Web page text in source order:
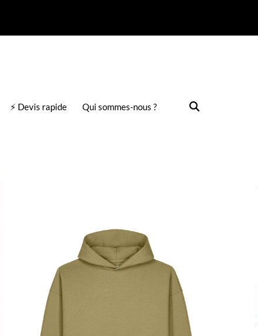
⚡ Devis rapide Qui sommes-nous ?